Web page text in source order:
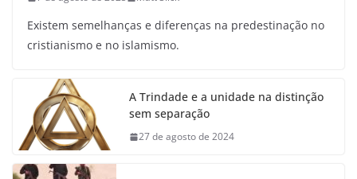
Existem semelhanças e diferenças na predestinação no
cristianismo e no islamismo.
A Trindade e a unidade na distinção
sem separação
27 de agosto de 2024